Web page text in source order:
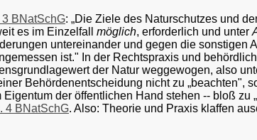
3 BNatSchG: „Die Ziele des Naturschutzes und
es im Einzelfall möglich, erforderlich und unter
untereinander und gegen die sonstigen
ist." In der Rechtspraxis und
der Natur weggewogen, also
Behördenentscheidung nicht zu „beachten",
der öffentlichen Hand stehen -- bloß zu
4 BNatSchG. Also: Theorie und Praxis klaffen